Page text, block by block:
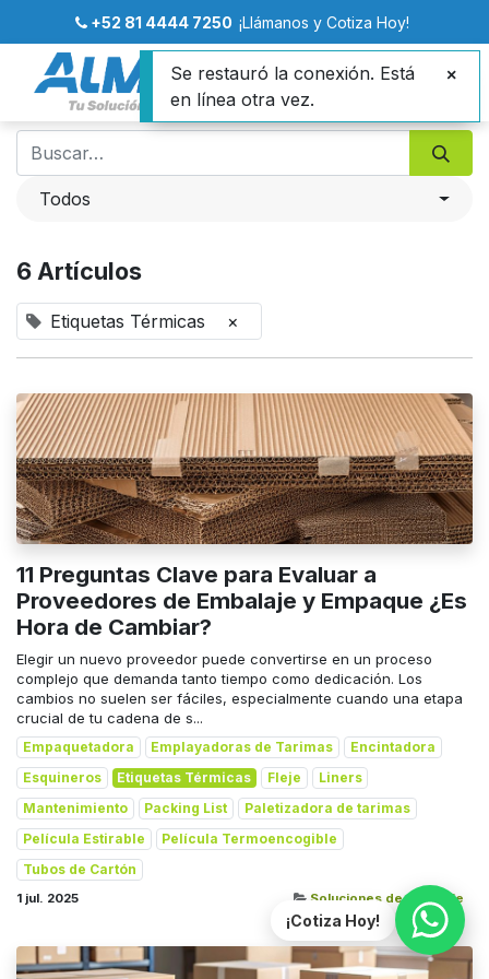
+52 81 4444 7250 ¡Llámanos y Cotiza Hoy!
Todos
6 Artículos
Etiquetas Térmicas ×
11 Preguntas Clave para Evaluar a
Proveedores de Embalaje y Empaque ¿Es
Hora de Cambiar?
Elegir un nuevo proveedor puede convertirse en un proceso
complejo que demanda tanto tiempo como dedicación. Los
cambios no suelen ser fáciles, especialmente cuando una etapa
crucial de tu cadena de s...
Empaquetadora Emplayadoras de Tarimas
Encintadora
Esquineros
Etiquetas Térmicas Fleje
Liners
Mantenimiento
Packing List
Paletizadora de tarimas
Película Estirable
Película Termoencogible
Tubos de Cartón
1 jul. 2025 Soluciones de Embalaje
¡Cotiza Hoy!
Se restauró la conexión. Está
en línea otra vez.